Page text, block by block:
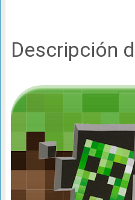
Descripción